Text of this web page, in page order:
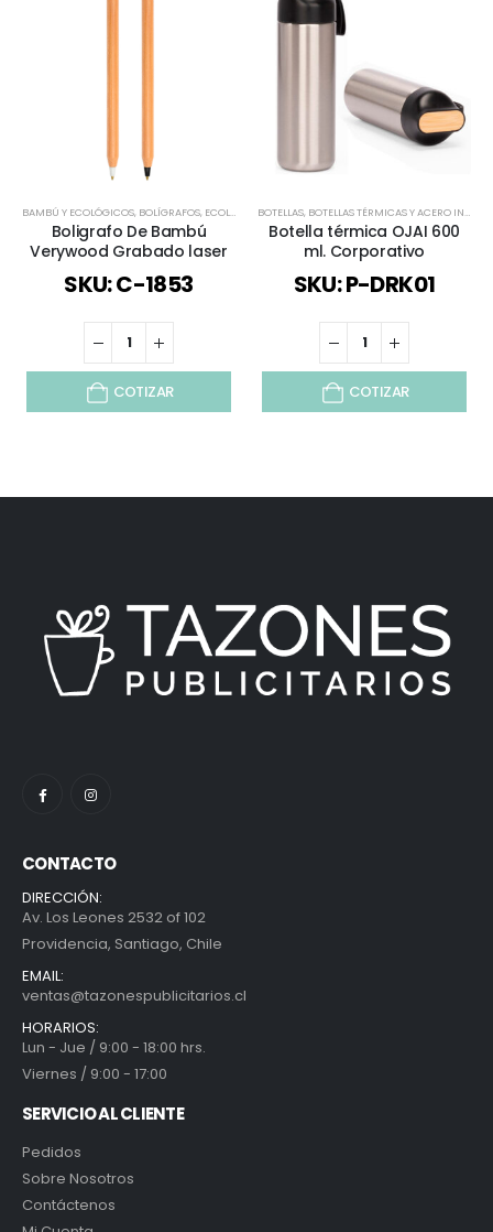
BAMBÚ Y ECOLÓGICOS, BOLÍGRAFOS, ECOLÓGICOS Y SUSTENTABLES ,TODOS
Boligrafo De Bambú
Verywood Grabado laser
SKU: C-1853
COTIZAR
BOTELLAS, BOTELLAS TÉRMICAS Y ACERO INOX
Botella térmica OJAI 600
ml. Corporativo
SKU: P-DRK01
COTIZAR
CONTACTO
DIRECCIÓN:
Av. Los Leones 2532 of 102
Providencia, Santiago, Chile
EMAIL:
ventas@tazonespublicitarios.cl
HORARIOS:
Lun - Jue / 9:00 - 18:00 hrs.
Viernes / 9:00 - 17:00
SERVICIO AL CLIENTE
Pedidos
Sobre Nosotros
Contáctenos